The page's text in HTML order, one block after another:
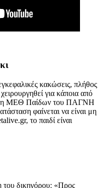
κακώσεις, πλήθος
για κάποια από
στη ΜΕΘ Παίδων του ΠΑΓΝΗ
φαίνεται να είναι μη
το παιδί είναι
δικηγόρου: «Προς